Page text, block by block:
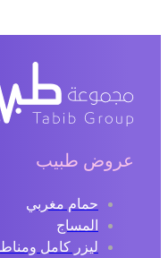
عروض طبيب
حمام مغربي
المساج
ليزر كامل ومناطق